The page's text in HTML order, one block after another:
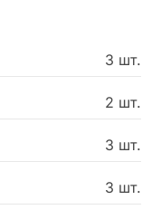
роз,
создает
3 шт.
2 шт.
3 шт.
3 шт.